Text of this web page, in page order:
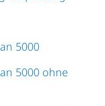
5000
5000 ohne